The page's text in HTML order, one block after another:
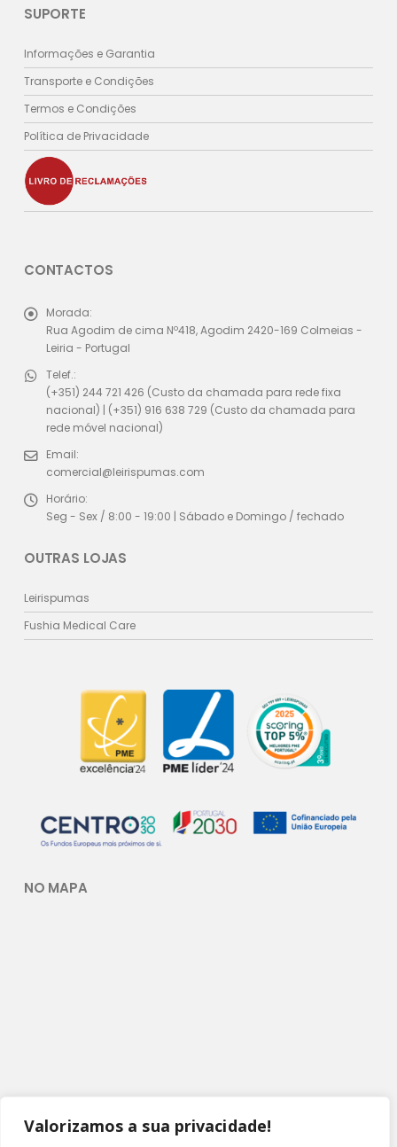
Valorizamos a sua privacidade!
SUPORTE
Informações e Garantia
Transporte e Condições
Termos e Condições
Política de Privacidade
CONTACTOS
Morada:
Rua Agodim de cima Nº418, Agodim 2420-169 Colmeias -
Leiria - Portugal
Telef.:
(+351) 244 721 426 (Custo da chamada para rede fixa
nacional) | (+351) 916 638 729 (Custo da chamada para
rede móvel nacional)
Email:
comercial@leirispumas.com
Horário:
Seg - Sex / 8:00 - 19:00 | Sábado e Domingo / fechado
OUTRAS LOJAS
Leirispumas
Fushia Medical Care
NO MAPA